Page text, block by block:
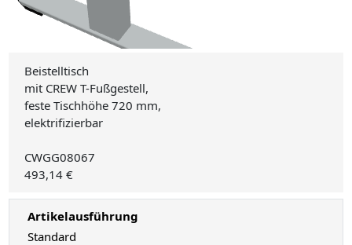
Beistelltisch
mit CREW T-Fußgestell,
feste Tischhöhe 720 mm,
elektrifizierbar
CWGG08067
493,14 €
Artikelausführung
Standard